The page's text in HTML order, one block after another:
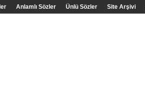
Anlamlı Sözler Ünlü Sözler Site Arşivi